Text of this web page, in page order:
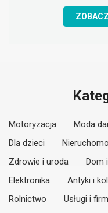
Motoryzacja Moda
Dla dzieci
Zdrowie i uroda
Dom
Elektronika
Antyki i
Rolnictwo
Usługi i